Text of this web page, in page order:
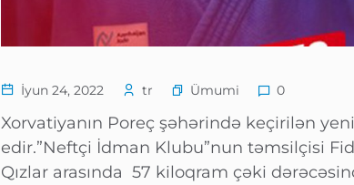
İyun 24, 2022 tr Ümumi 0
Xorvatiyanın Poreç şəhərində keçirilən
edir.”Neftçi İdman Klubu”nun təmsilçisi
Qızlar arasında 57 kiloqram çəki